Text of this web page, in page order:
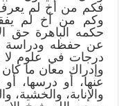
فكم من أخ لم يعرف
وكم من أخ لم
حكمه الباهرة حق
عن حفظه ودراسة
درجات في علوم لا
وإدراك معان ما كان
عنها، أو درسها،
والإنابة، والخشية،